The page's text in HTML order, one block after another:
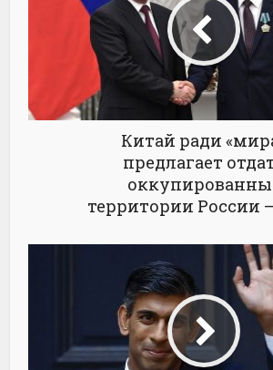
Китай ради
предлагает
территории России